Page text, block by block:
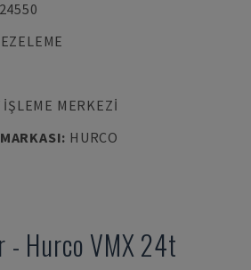
24550
İŞLEME MERKEZI
: HURCO
- Hurco VMX 24t